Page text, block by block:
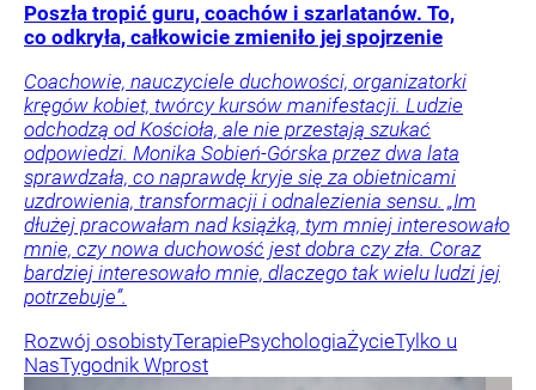
Poszła tropić guru, coachów i szarlatanów. To,
co odkryła, całkowicie zmieniło jej spojrzenie
Coachowie, nauczyciele duchowości, organizatorki
kręgów kobiet, twórcy kursów manifestacji. Ludzie
odchodzą od Kościoła, ale nie przestają szukać
odpowiedzi. Monika Sobień-Górska przez dwa lata
sprawdzała, co naprawdę kryje się za obietnicami
uzdrowienia, transformacji i odnalezienia sensu. „Im
dłużej pracowałam nad książką, tym mniej interesowało
mnie, czy nowa duchowość jest dobra czy zła. Coraz
bardziej interesowało mnie, dlaczego tak wielu ludzi jej
potrzebuje”.
Rozwój osobistyTerapiePsychologiaŻycieTylko u
NasTygodnik Wprost